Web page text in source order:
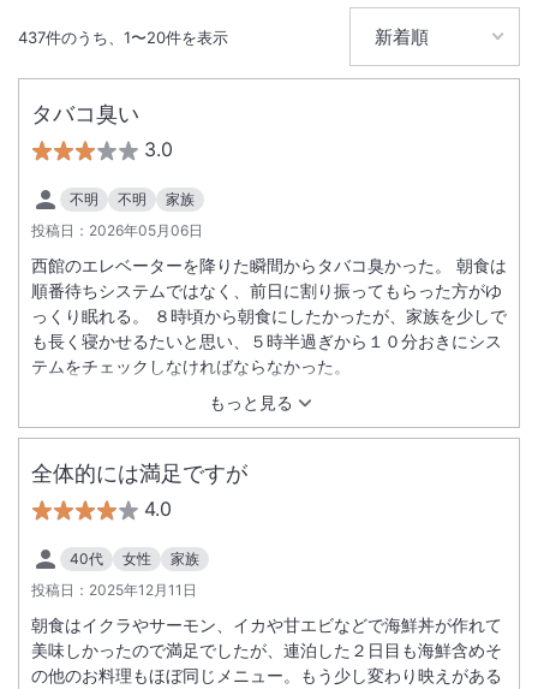
437件のうち、 1〜20件を表示
タバコ臭い
3.0
不明 不明
家族
投稿日： 2026年05月06日
もっと見る
西館のエレベーターを降りた瞬間からタバコ臭かった。 朝食は
順番待ちシステムではなく、前日に割り振ってもらった方がゆ
っくり眠れる。 ８時頃から朝食にしたかったが、家族を少しで
も長く寝かせるたいと思い、５時半過ぎから１０分おきにシス
テムをチェックしなければならなかった。
全体的には満足ですが
4.0
40代 女性
家族
投稿日： 2025年12月11日
朝食はイクラやサーモン、イカや甘エビなどで海鮮丼が作れて
美味しかったので満足でしたが、連泊した２日目も海鮮含めそ
の他のお料理もほぼ同じメニュー。もう少し変わり映えがある